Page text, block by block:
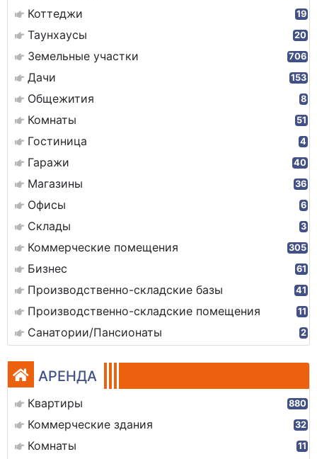
Коттеджи 19
Таунхаусы 20
Земельные участки 706
Дачи 153
Общежития 8
Комнаты 51
Гостиница 4
Гаражи 40
Магазины 36
Офисы 6
Склады 3
Коммерческие помещения 305
Бизнес 61
Производственно-складские базы 41
Производственно-складские помещения 11
Санатории/Пансионаты 2
АРЕНДА
Квартиры 880
Коммерческие здания 32
Комнаты 11